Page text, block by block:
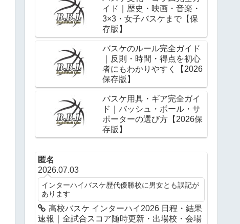
イド｜歴史・映画・音楽・
3×3・女子バスケまで【保
存版】
バスケのルール完全ガイド
｜反則・時間・得点を初心
者にもわかりやすく【2026
保存版】
バスケ用具・ギア完全ガイ
ド｜バッシュ・ボール・サ
ポーターの選び方【2026保
存版】
匿名
2026.07.03
インターハイバスケ歴代優勝校に男女とも誤記が
あります
高校バスケ インターハイ2026 日程・結果
速報｜全試合スコア随時更新・出場校・会場